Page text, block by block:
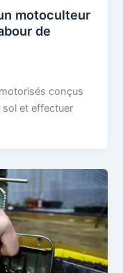
motoculteur
de
conçus
sol et effectuer